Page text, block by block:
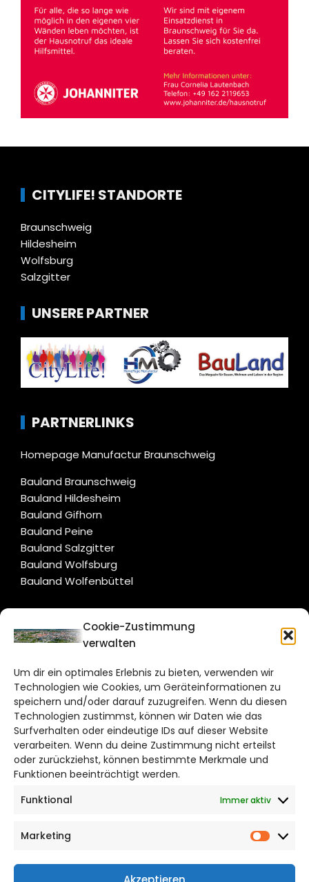
Cookie-Zustimmung
verwalten
Um dir ein optimales Erlebnis zu bieten, verwenden wir
Technologien wie Cookies, um Geräteinformationen zu
speichern und/oder darauf zuzugreifen. Wenn du diesen
Technologien zustimmst, können wir Daten wie das
Surfverhalten oder eindeutige IDs auf dieser Website
verarbeiten. Wenn du deine Zustimmung nicht erteilst
oder zurückziehst, können bestimmte Merkmale und
Funktionen beeinträchtigt werden.
Funktional
Immer aktiv
Marketing
CITYLIFE! STANDORTE
Braunschweig
Hildesheim
Wolfsburg
Salzgitter
UNSERE PARTNER
PARTNERLINKS
Homepage Manufactur Braunschweig
Bauland Braunschweig
Bauland Hildesheim
Bauland Gifhorn
Bauland Peine
Bauland Salzgitter
Bauland Wolfsburg
Bauland Wolfenbüttel
CITYLIFE!
Bruchtorwall 12
38100 Braunschweig
Telefon: 0531 387220 – 65
DAS STADTMAGAZIN FÜR
BRAUNSCHWEIG
Impressum
Cookie Richtlinie
CITYLIFE! BEI FACEBOOK